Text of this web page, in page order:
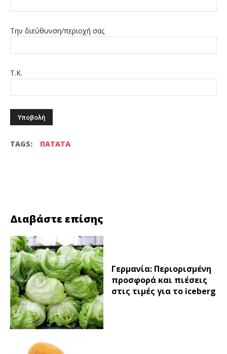
Την διεύθυνση/περιοχή σας
Τ.Κ.
TAGS: ΠΑΤΑΤΑ
Διαβάστε επίσης
Γερμανία: Περιορισμένη
προσφορά και πιέσεις
στις τιμές για το iceberg